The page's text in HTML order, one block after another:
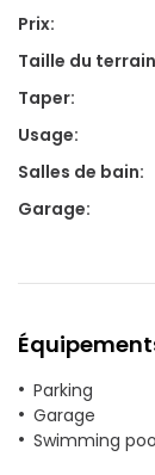
Prix:
Taille du terrain
Taper:
Usage:
Salles de bain:
Garage:
Parking
Garage
Swimming